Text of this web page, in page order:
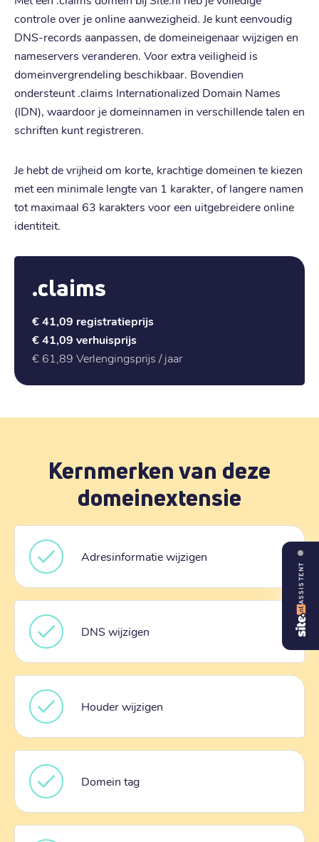
controle over je online aanwezigheid. Je kunt eenvoudig
DNS-records aanpassen, de domeineigenaar wijzigen en
nameservers veranderen. Voor extra veiligheid is
domeinvergrendeling beschikbaar. Bovendien
ondersteunt .claims Internationalized Domain Names
(IDN), waardoor je domeinnamen in verschillende talen en
schriften kunt registreren.
Je hebt de vrijheid om korte, krachtige domeinen te kiezen
met een minimale lengte van 1 karakter, of langere namen
tot maximaal 63 karakters voor een uitgebreidere online
identiteit.
.claims
€ 41,09 registratieprijs
€ 41,09 verhuisprijs
€ 61,89 Verlengingsprijs / jaar
Kernmerken van deze
domeinextensie
Adresinformatie wijzigen
DNS wijzigen
Houder wijzigen
Domein tag
ASSISTENT